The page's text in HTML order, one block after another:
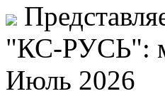
"КС-РУСЬ":
Июль 2026